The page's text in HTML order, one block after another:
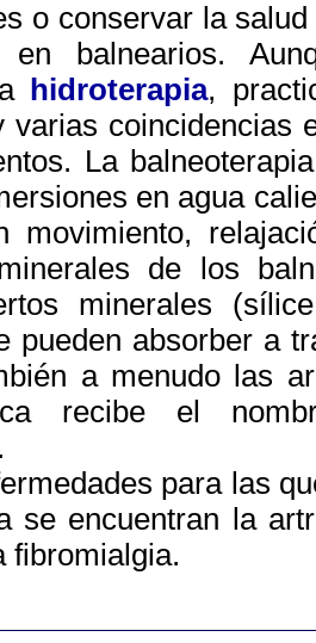
o conservar la
balnearios.
hidroterapia,
varias coincidencias
La
en agua
movimiento,
de los
minerales
pueden absorber a
a menudo las
recibe el
.
para las
se encuentran la
fibromialgia.